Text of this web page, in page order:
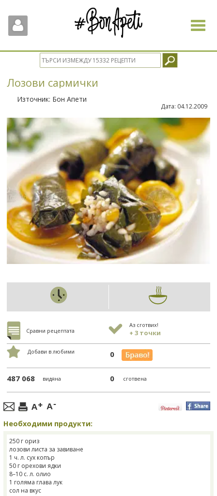
Toggle
Лозови сармички
Източник: Бон Апети
Дата: 04.12.2009
Сравни рецептата
Аз сготвих!
+ 3 точки
Добави в любими 0
487 068 видяна 0 сготвена
Необходими продукти:
250 г ориз
лозови листа за завиване
1 ч. л. сух копър
50 г орехови ядки
8–10 с. л. олио
1 голяма глава лук
сол на вкус